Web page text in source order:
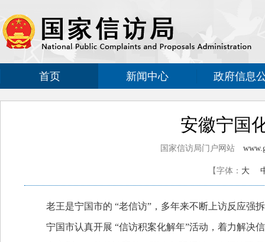
首页 新闻中心 政府信息
安徽宁国
国家信访局门户网站
【字体： 大
老王是宁国市的 “老信访”，多年来不断上访反应强
宁国市认真开展 “信访积案化解年”活动，着力解决